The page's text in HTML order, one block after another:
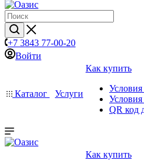
+7 3843 77-00-20
Войти
Каталог Услуги
Как купить
QR код
Как купить